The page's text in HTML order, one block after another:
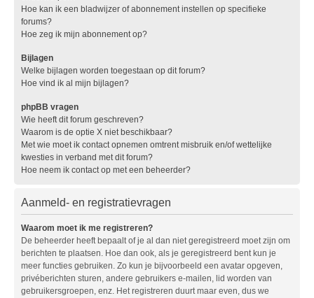
Hoe kan ik een bladwijzer of abonnement instellen op specifieke
forums?
Hoe zeg ik mijn abonnement op?
Bijlagen
Welke bijlagen worden toegestaan op dit forum?
Hoe vind ik al mijn bijlagen?
phpBB vragen
Wie heeft dit forum geschreven?
Waarom is de optie X niet beschikbaar?
Met wie moet ik contact opnemen omtrent misbruik en/of wettelijke
kwesties in verband met dit forum?
Hoe neem ik contact op met een beheerder?
Aanmeld- en registratievragen
Waarom moet ik me registreren?
De beheerder heeft bepaalt of je al dan niet geregistreerd moet zijn om
berichten te plaatsen. Hoe dan ook, als je geregistreerd bent kun je
meer functies gebruiken. Zo kun je bijvoorbeeld een avatar opgeven,
privéberichten sturen, andere gebruikers e-mailen, lid worden van
gebruikersgroepen, enz. Het registreren duurt maar even, dus we